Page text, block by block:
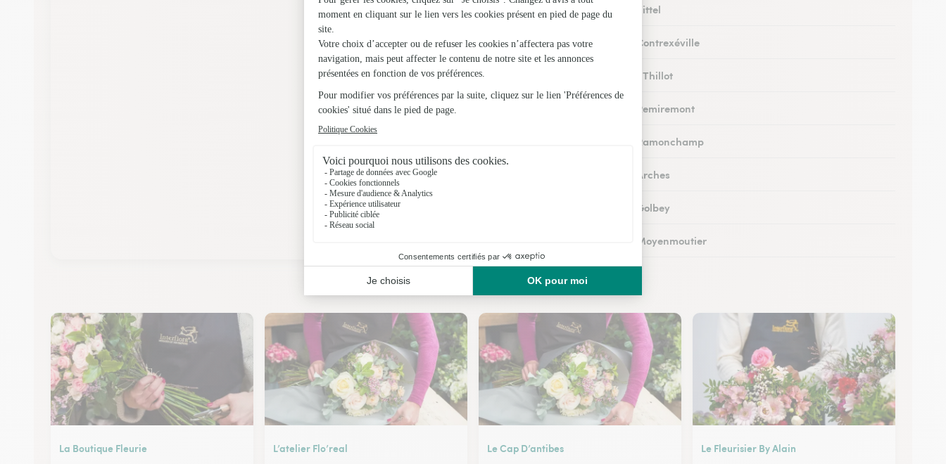
Fleuristes à Vittel
Fleuristes à Contrexéville
Fleuristes au Thillot
Fleuristes à Remiremont
Fleuristes à Ramonchamp
Fleuristes à Arches
Fleuristes à Golbey
Fleuristes à Moyenmoutier
Nos fleuristes à Puzieux
La Boutique Fleurie L’atelier Flo’real Le Cap D’antibes Le Fleurisier By Alain